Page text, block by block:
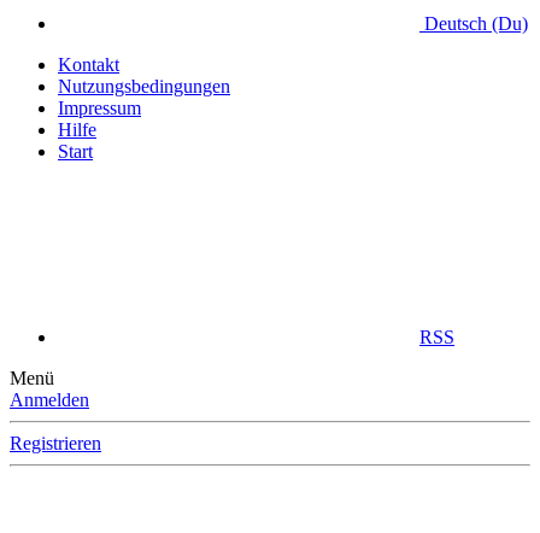
Deutsch (Du)
Kontakt
Nutzungsbedingungen
Impressum
Hilfe
Start
RSS
Menü
Anmelden
Registrieren